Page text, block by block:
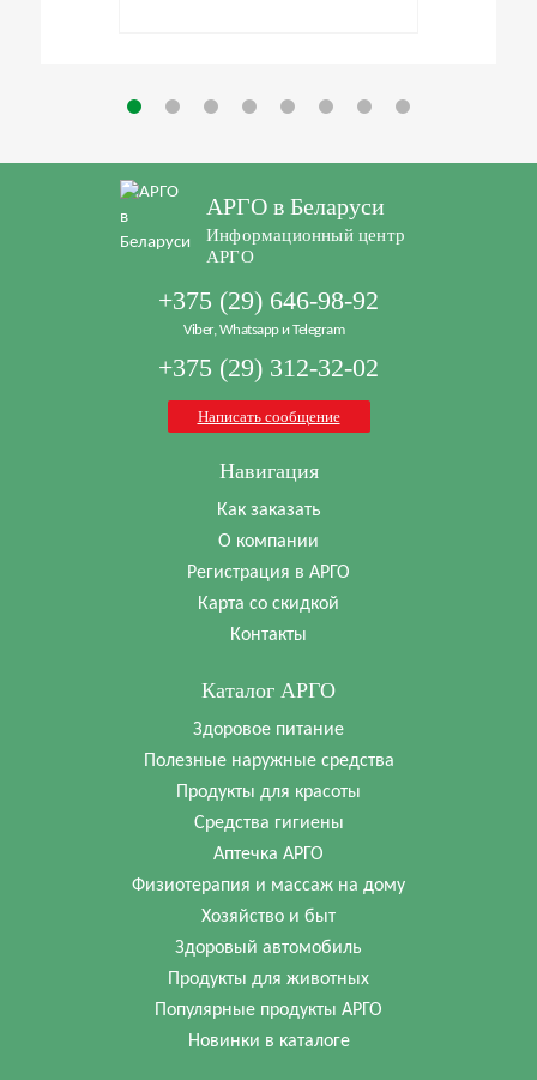
АРГО в Беларуси
Информационный центр
АРГО
+375 (29) 646-98-92
Viber, Whatsapp и Telegram
+375 (29) 312-32-02
Написать сообщение
Навигация
Как заказать
О компании
Регистрация в АРГО
Карта со скидкой
Контакты
Каталог АРГО
Здоровое питание
Полезные наружные средства
Продукты для красоты
Средства гигиены
Аптечка АРГО
Физиотерапия и массаж на дому
Хозяйство и быт
Здоровый автомобиль
Продукты для животных
Популярные продукты АРГО
Новинки в каталоге